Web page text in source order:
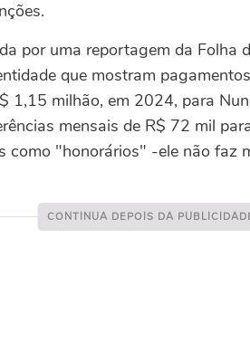
por uma reportagem da Folha
que mostram
1,15 milhão, em 2024, para
mensais de R$ 72 mil
como "honorários" -ele não faz